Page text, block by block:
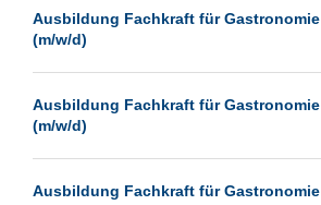
Siegburg
Siegen
Viernheim
Ausbildung Fachkraft für Gastronomie
(m/w/d)
Ausbildung Fachkraft für Gastronomie
(m/w/d)
Ausbildung Fachkraft für Gastronomie